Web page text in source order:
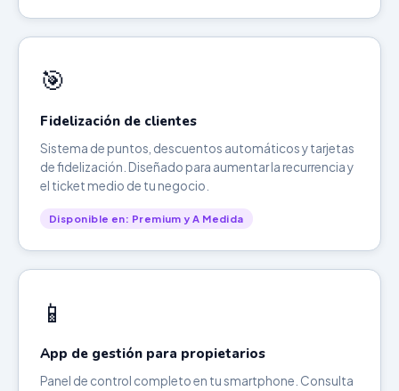
🎯
Fidelización de clientes
Sistema de puntos, descuentos automáticos y tarjetas
de fidelización. Diseñado para aumentar la recurrencia y
el ticket medio de tu negocio.
Disponible en: Premium y A Medida
📱
App de gestión para propietarios
Panel de control completo en tu smartphone. Consulta